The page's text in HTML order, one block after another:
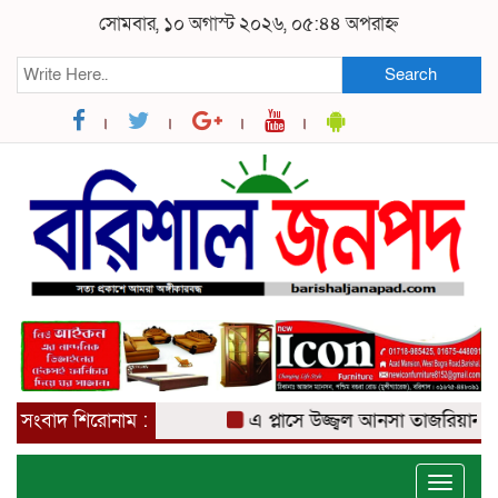
সোমবার, ১০ অগাস্ট ২০২৬, ০৫:৪৪ অপরাহ্ন
Search
সংবাদ শিরোনাম : এ প্লাসে উজ্জ্বল আনসা তাজরিয়ান,
Toggle